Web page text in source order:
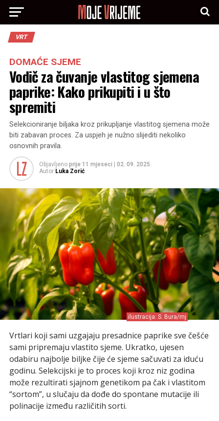
VRT
DOMAĆE SJEME
Vodič za čuvanje vlastitog sjemena
paprike: Kako prikupiti i u što
spremiti
Selekcioniranje biljaka kroz prikupljanje vlastitog sjemena može
biti zabavan proces. Za uspjeh je nužno slijediti nekoliko
osnovnih pravila.
Objavljeno prije 11 mjeseci
02. 09. 2025.
Autor Luka Zorić
ilustracija: S. Bura/mj
Vrtlari koji sami uzgajaju presadnice paprike sve češće
sami pripremaju vlastito sjeme. Ukratko, ujesen
odabiru najbolje biljke čije će sjeme sačuvati za iduću
godinu. Selekcijski je to proces koji kroz niz godina
može rezultirati sjajnom genetikom pa čak i vlastitom
“sortom”, u slučaju da dođe do spontane mutacije ili
polinacije između različitih sorti.